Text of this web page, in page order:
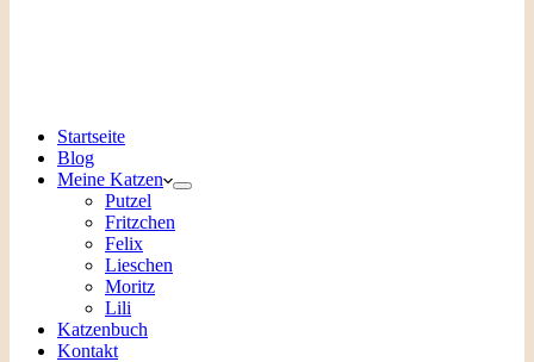
Startseite
Blog
Meine Katzen
Putzel
Fritzchen
Felix
Lieschen
Moritz
Lili
Katzenbuch
Kontakt